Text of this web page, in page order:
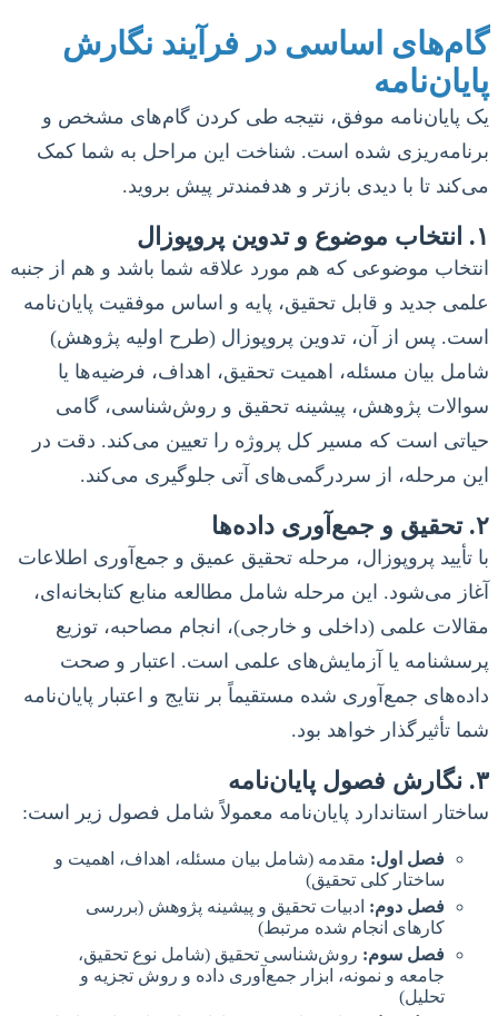
گام‌های اساسی در فرآیند نگارش
پایان‌نامه
یک پایان‌نامه موفق، نتیجه طی کردن گام‌های مشخص و
برنامه‌ریزی شده است. شناخت این مراحل به شما کمک
می‌کند تا با دیدی بازتر و هدفمندتر پیش بروید.
۱. انتخاب موضوع و تدوین پروپوزال
انتخاب موضوعی که هم مورد علاقه شما باشد و هم از جنبه
علمی جدید و قابل تحقیق، پایه و اساس موفقیت پایان‌نامه
است. پس از آن، تدوین پروپوزال (طرح اولیه پژوهش)
شامل بیان مسئله، اهمیت تحقیق، اهداف، فرضیه‌ها یا
سوالات پژوهش، پیشینه تحقیق و روش‌شناسی، گامی
حیاتی است که مسیر کل پروژه را تعیین می‌کند. دقت در
این مرحله، از سردرگمی‌های آتی جلوگیری می‌کند.
۲. تحقیق و جمع‌آوری داده‌ها
با تأیید پروپوزال، مرحله تحقیق عمیق و جمع‌آوری اطلاعات
آغاز می‌شود. این مرحله شامل مطالعه منابع کتابخانه‌ای،
مقالات علمی (داخلی و خارجی)، انجام مصاحبه، توزیع
پرسشنامه یا آزمایش‌های علمی است. اعتبار و صحت
داده‌های جمع‌آوری شده مستقیماً بر نتایج و اعتبار پایان‌نامه
شما تأثیرگذار خواهد بود.
۳. نگارش فصول پایان‌نامه
ساختار استاندارد پایان‌نامه معمولاً شامل فصول زیر است:
فصل اول: مقدمه (شامل بیان مسئله، اهداف، اهمیت و
ساختار کلی تحقیق)
فصل دوم: ادبیات تحقیق و پیشینه پژوهش (بررسی
کارهای انجام شده مرتبط)
فصل سوم: روش‌شناسی تحقیق (شامل نوع تحقیق،
جامعه و نمونه، ابزار جمع‌آوری داده و روش تجزیه و
تحلیل)